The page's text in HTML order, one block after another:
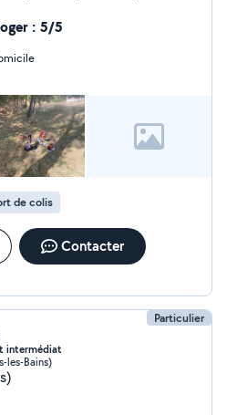
de
solides connaissances en
mon père, artisan plombier
à me contacter pour plus de
: 5/5
de colis
Contacter
Particulier
intermédiat
les-Bains)